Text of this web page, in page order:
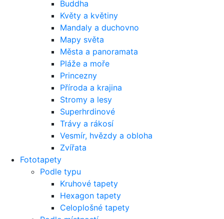
Buddha
Květy a květiny
Mandaly a duchovno
Mapy světa
Města a panoramata
Pláže a moře
Princezny
Příroda a krajina
Stromy a lesy
Superhrdinové
Trávy a rákosí
Vesmír, hvězdy a obloha
Zvířata
Fototapety
Podle typu
Kruhové tapety
Hexagon tapety
Celoplošné tapety